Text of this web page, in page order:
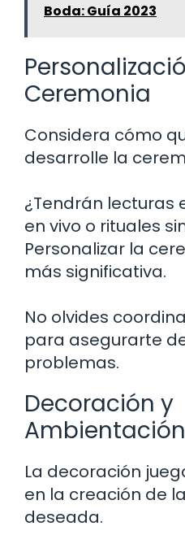
Boda: Guía 2023
Ceremonia
Considera cómo
desarrolle la
¿Tendrán lecturas
en vivo o rituales
Personalizar la
más significativa.
No olvides
para asegurarte
problemas.
Decoración y
Ambientación
La decoración
en la creación de
deseada.